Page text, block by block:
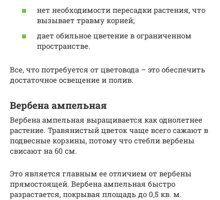
нет необходимости пересадки растения, что
вызывает травму корней;
дает обильное цветение в ограниченном
пространстве.
Все, что потребуется от цветовода – это обеспечить
достаточное освещение и полив.
Вербена ампельная
Вербена ампельная выращивается как однолетнее
растение. Травянистый цветок чаще всего сажают в
подвесные корзины, потому что стебли вербены
свисают на 60 см.
Это является главным ее отличием от вербены
прямостоящей. Вербена ампельная быстро
разрастается, покрывая площадь до 0,5 кв. м.